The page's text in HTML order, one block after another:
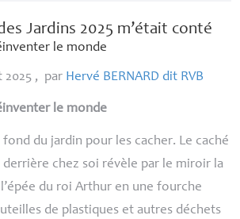
Jardins 2025 m’était conté
le monde
2025 , par Hervé BERNARD dit RVB
le monde
du jardin pour les cacher. Le caché
derrière chez soi révèle par le miroir la
du roi Arthur en une fourche
de plastiques et autres déchets